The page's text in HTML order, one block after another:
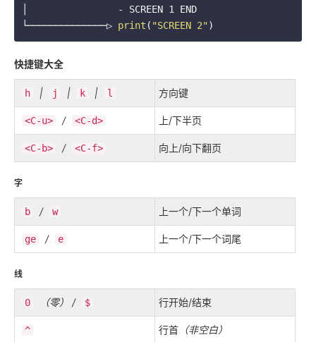
│                - SCREEN 1 END
└──────────────▷ print ( "SCREEN 2"
快捷键大全
h | j | k | l 方向键
<C-u> / <C-d> 上/下半页
<C-b> / <C-f> 向上/向下翻页
字
b / w 上一个/下一个单词
ge / e 上一个/下一个词尾
线
0 （零） / $ 行开始/结束
^ 行首 （非空白）